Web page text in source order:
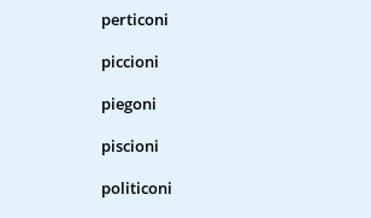
perticoni
piccioni
piegoni
piscioni
politiconi